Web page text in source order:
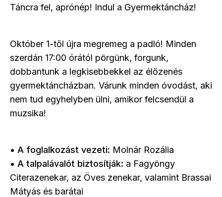
Táncra fel, aprónép! Indul a Gyermektáncház!
Október 1-től újra megremeg a padló! Minden
szerdán 17:00 órától pörgünk, forgunk,
dobbantunk a legkisebbekkel az élőzenés
gyermektáncházban. Várunk minden óvodást, aki
nem tud egyhelyben ülni, amikor felcsendül a
muzsika!
• A foglalkozást vezeti: Molnár Rozália
• A talpalávalót biztosítják: a Fagyöngy
Citerazenekar, az Öves zenekar, valamint Brassai
Mátyás és barátai